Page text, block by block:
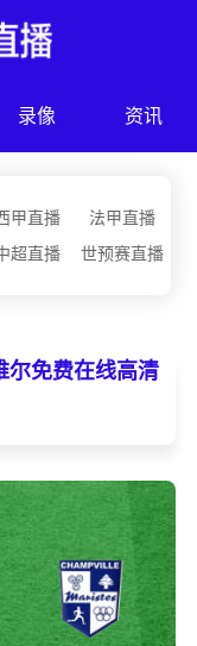
录像 资讯
甲直播
法甲直播
超直播 世预赛直播
尔免费在线高清